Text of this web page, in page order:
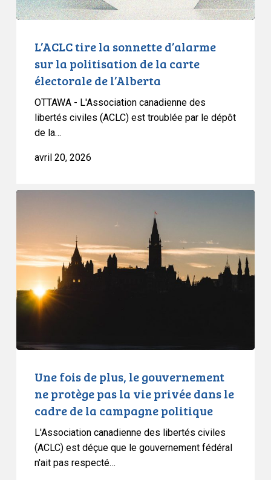
la
l’Alberta
L’ACLC tire la sonnette d’alarme
sur la politisation de la carte
électorale de l’Alberta
OTTAWA - L'Association canadienne des
libertés civiles (ACLC) est troublée par le dépôt
de la…
avril 20, 2026
plus,
le
gouvernement
ne
protège
cadre
campagne
Une fois de plus, le gouvernement
ne protège pas la vie privée dans le
cadre de la campagne politique
L'Association canadienne des libertés civiles
(ACLC) est déçue que le gouvernement fédéral
n'ait pas respecté…